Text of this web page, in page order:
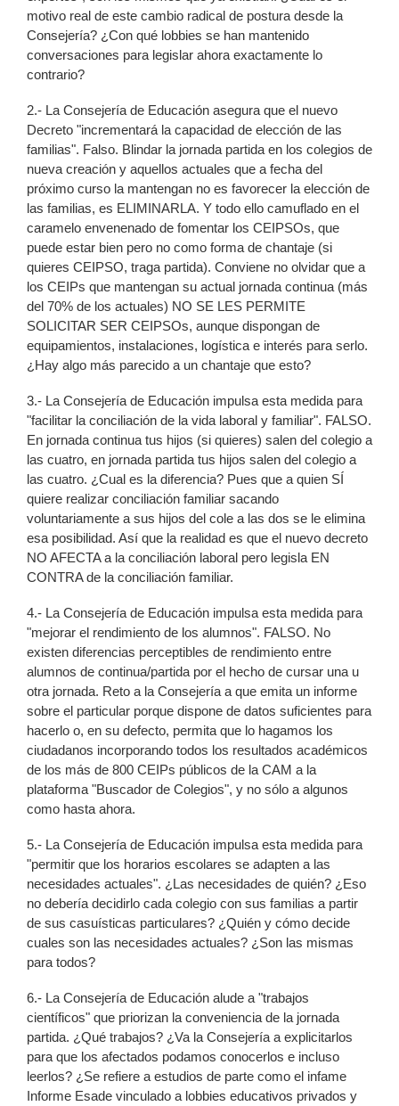
motivo real de este cambio radical de postura desde la
Consejería? ¿Con qué lobbies se han mantenido
conversaciones para legislar ahora exactamente lo
contrario?
2.- La Consejería de Educación asegura que el nuevo
Decreto "incrementará la capacidad de elección de las
familias". Falso. Blindar la jornada partida en los colegios de
nueva creación y aquellos actuales que a fecha del
próximo curso la mantengan no es favorecer la elección de
las familias, es ELIMINARLA. Y todo ello camuflado en el
caramelo envenenado de fomentar los CEIPSOs, que
puede estar bien pero no como forma de chantaje (si
quieres CEIPSO, traga partida). Conviene no olvidar que a
los CEIPs que mantengan su actual jornada continua (más
del 70% de los actuales) NO SE LES PERMITE
SOLICITAR SER CEIPSOs, aunque dispongan de
equipamientos, instalaciones, logística e interés para serlo.
¿Hay algo más parecido a un chantaje que esto?
3.- La Consejería de Educación impulsa esta medida para
"facilitar la conciliación de la vida laboral y familiar". FALSO.
En jornada continua tus hijos (si quieres) salen del colegio a
las cuatro, en jornada partida tus hijos salen del colegio a
las cuatro. ¿Cual es la diferencia? Pues que a quien SÍ
quiere realizar conciliación familiar sacando
voluntariamente a sus hijos del cole a las dos se le elimina
esa posibilidad. Así que la realidad es que el nuevo decreto
NO AFECTA a la conciliación laboral pero legisla EN
CONTRA de la conciliación familiar.
4.- La Consejería de Educación impulsa esta medida para
"mejorar el rendimiento de los alumnos". FALSO. No
existen diferencias perceptibles de rendimiento entre
alumnos de continua/partida por el hecho de cursar una u
otra jornada. Reto a la Consejería a que emita un informe
sobre el particular porque dispone de datos suficientes para
hacerlo o, en su defecto, permita que lo hagamos los
ciudadanos incorporando todos los resultados académicos
de los más de 800 CEIPs públicos de la CAM a la
plataforma "Buscador de Colegios", y no sólo a algunos
como hasta ahora.
5.- La Consejería de Educación impulsa esta medida para
"permitir que los horarios escolares se adapten a las
necesidades actuales". ¿Las necesidades de quién? ¿Eso
no debería decidirlo cada colegio con sus familias a partir
de sus casuísticas particulares? ¿Quién y cómo decide
cuales son las necesidades actuales? ¿Son las mismas
para todos?
6.- La Consejería de Educación alude a "trabajos
científicos" que priorizan la conveniencia de la jornada
partida. ¿Qué trabajos? ¿Va la Consejería a explicitarlos
para que los afectados podamos conocerlos e incluso
leerlos? ¿Se refiere a estudios de parte como el infame
Informe Esade vinculado a lobbies educativos privados y